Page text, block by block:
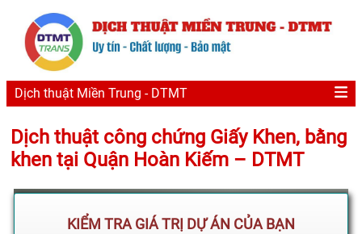
Dịch thuật Miền Trung - DTMT
Dịch thuật công chứng Giấy Khen, bằng
khen tại Quận Hoàn Kiếm – DTMT
KIỂM TRA GIÁ TRỊ DỰ ÁN CỦA BẠN